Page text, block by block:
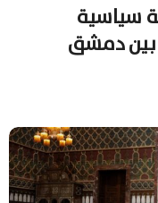
سياسية
بين دمشق